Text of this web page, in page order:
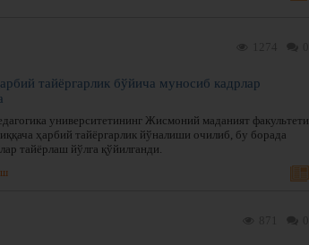
тайёргарлик бўйича муносиб кадрлар
университетининг Жисмоний маданият факультети
ҳарбий тайёргарлик йўналиши очилиб, бу борада
тайёрлаш йўлга қўйилганди.